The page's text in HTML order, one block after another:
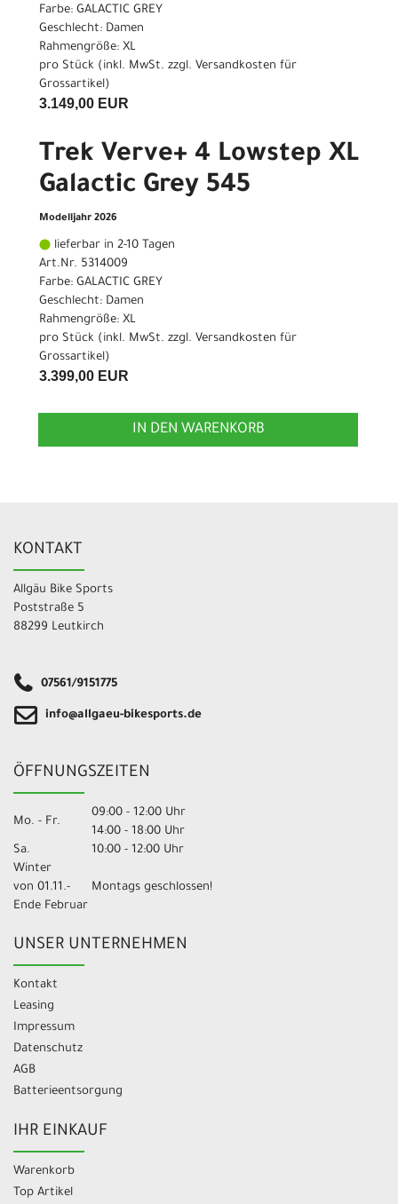
Farbe: GALACTIC GREY
Geschlecht: Damen
Rahmengröße: XL
pro Stück (inkl. MwSt. zzgl. Versandkosten für
Grossartikel)
3.149,00 EUR
Trek Verve+ 4 Lowstep XL
Galactic Grey 545
Modelljahr 2026
lieferbar in 2-10 Tagen
Art.Nr. 5314009
Farbe: GALACTIC GREY
Geschlecht: Damen
Rahmengröße: XL
pro Stück (inkl. MwSt. zzgl. Versandkosten für
Grossartikel)
3.399,00 EUR
IN DEN WARENKORB
KONTAKT
Allgäu Bike Sports
Poststraße 5
88299 Leutkirch
07561/9151775
info@allgaeu-bikesports.de
ÖFFNUNGSZEITEN
Mo. - Fr.
09:00 - 12:00 Uhr
14:00 - 18:00 Uhr
Sa.
10:00 - 12:00 Uhr
Winter
von 01.11.-
Ende Februar
Montags geschlossen!
UNSER UNTERNEHMEN
Kontakt
Leasing
Impressum
Datenschutz
AGB
Batterieentsorgung
IHR EINKAUF
Warenkorb
Top Artikel